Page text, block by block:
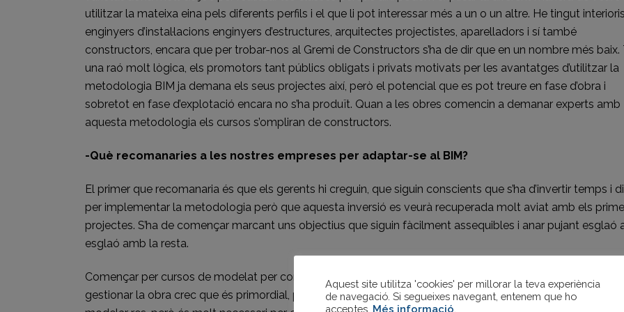
utilitzar la mateixa eina pels diferents perfils i el que li pot interessar més a un o un altre. He tingut
enginyers d’instal·lacions enginyers d’estructures, arquitectes projectistes, aparelladors i sí també
constructors, encara que per trobar-nos al Gremi de Constructors s’ha de dir que en un nombre més baix.
una raó molt lògica, els promotors tant públics obligats i privats motivats per les avantatges d’utilitzar la
metodologia BIM ja demana els seus projectes així, però el potencial que es pot treure en fase d’obra i
sobretot en fase d’explotació encara no s’ha produït. Quan a les obres comencin a demanar experts amb
aquesta metodologia els cursos s’ompliran de constructors.
-Què recomanaries a les nostres empreses per adaptar-se al BIM?
El primer que recomanaria és que els gerents hi creguin, que siguin conscients que s’ha d’invertir temps i
per implementar la metodologia però que aquesta inversió es veurà recuperada molt aviat amb els
projectes. S’ha de començar marcant uns objectius que siguin fàcilment assequibles i anar pujant esglaó
esglaó amb la resta.
Començar per cursos de modelat per conèixer les eines natives de treball, d’allà on surt tota la
gestionar la obra crec que és primordial, potser molts dels agents que faran el curs no es dedicaran a
Aquest site utilitza 'cookies' per millorar la teva experiència
de navegació. Si segueixes navegant, entenem que ho
acceptes. Més informació